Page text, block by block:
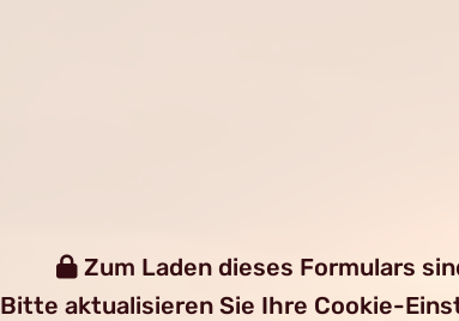
Zum Laden dieses Formulars
Bitte aktualisieren Sie Ihre Cookie-